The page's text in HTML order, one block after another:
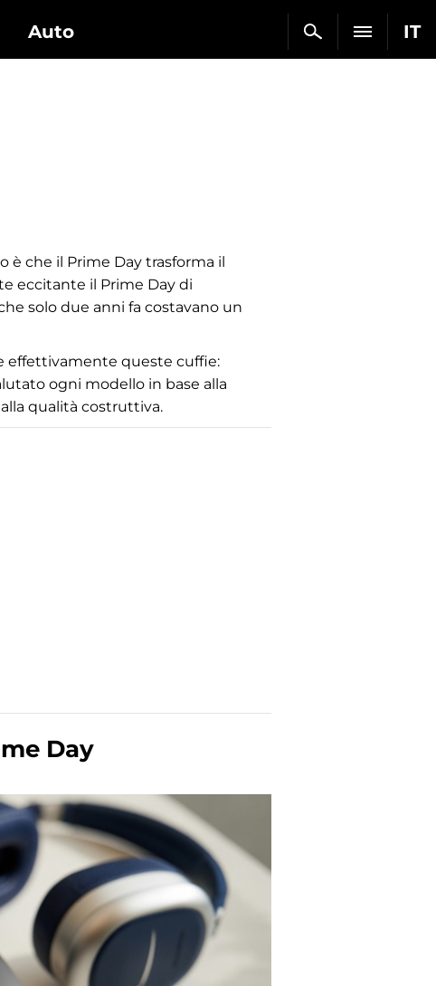
IT
Auto
è che il Prime Day trasforma il
eccitante il Prime Day di
solo due anni fa costavano un
effettivamente queste cuffie:
ogni modello in base alla
qualità costruttiva.
Day